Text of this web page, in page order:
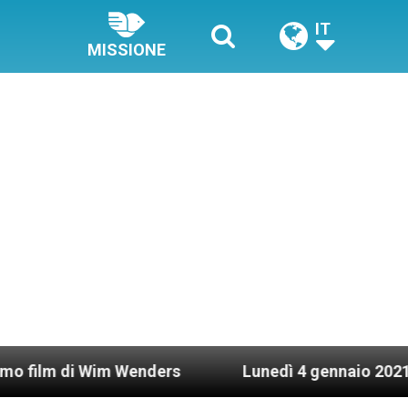
MISSIONE
IT
Wenders Lunedì 4 gennaio 2021: Possesso